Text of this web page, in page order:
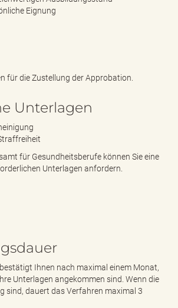
Eignung
für die Zustellung der Approbation.
Unterlagen
für Gesundheitsberufe können Sie eine
Unterlagen anfordern.
Ihnen nach maximal einem Monat,
Unterlagen angekommen sind. Wenn die
sind, dauert das Verfahren maximal 3